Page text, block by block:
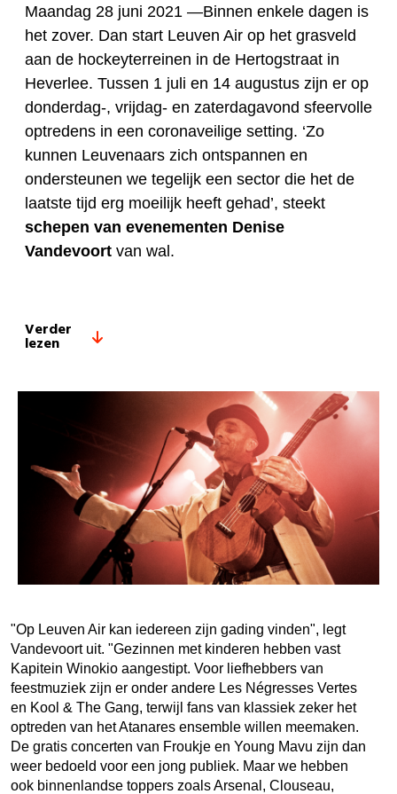
Maandag 28 juni 2021 —Binnen enkele dagen is
het zover. Dan start Leuven Air op het grasveld
aan de hockeyterreinen in de Hertogstraat in
Heverlee. Tussen 1 juli en 14 augustus zijn er op
donderdag-, vrijdag- en zaterdagavond sfeervolle
optredens in een coronaveilige setting. ‘Zo
kunnen Leuvenaars zich ontspannen en
ondersteunen we tegelijk een sector die het de
laatste tijd erg moeilijk heeft gehad’, steekt
schepen van evenementen Denise
Vandevoort van wal.
Verder
lezen
"Op Leuven Air kan iedereen zijn gading vinden", legt
Vandevoort uit. "Gezinnen met kinderen hebben vast
Kapitein Winokio aangestipt. Voor liefhebbers van
feestmuziek zijn er onder andere Les Négresses Vertes
en Kool & The Gang, terwijl fans van klassiek zeker het
optreden van het Atanares ensemble willen meemaken.
De gratis concerten van Froukje en Young Mavu zijn dan
weer bedoeld voor een jong publiek. Maar we hebben
ook binnenlandse toppers zoals Arsenal, Clouseau,